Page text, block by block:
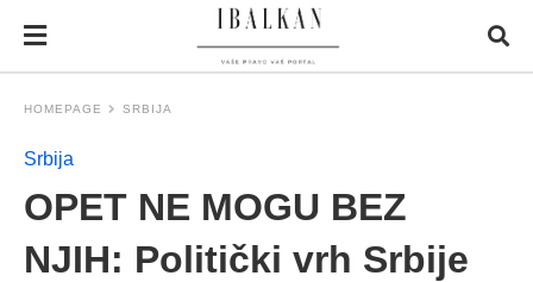
HOMEPAGE SRBIJA
Srbija
OPET NE MOGU BEZ
NJIH: Politički vrh Srbije